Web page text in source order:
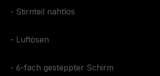
- Stirnteil nahtlos
- Luftösen
- 6-fach gesteppter Schirm